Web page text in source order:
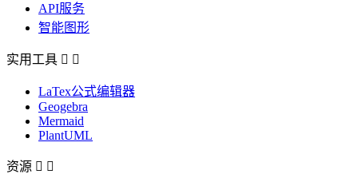
API服务
智能图形
实用工具  
LaTex公式编辑器
Geogebra
Mermaid
PlantUML
资源  